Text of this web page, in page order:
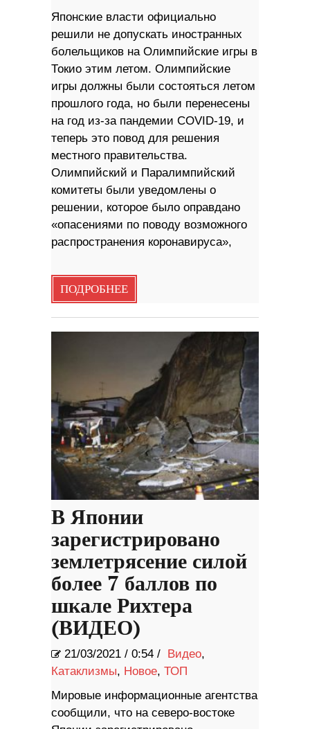
Японские власти официально
решили не допускать иностранных
болельщиков на Олимпийские игры в
Токио этим летом. Олимпийские
игры должны были состояться летом
прошлого года, но были перенесены
на год из-за пандемии COVID-19, и
теперь это повод для решения
местного правительства.
Олимпийский и Паралимпийский
комитеты были уведомлены о
решении, которое было оправдано
«опасениями по поводу возможного
распространения коронавируса»,
ПОДРОБНЕЕ
В Японии
зарегистрировано
землетрясение силой
более 7 баллов по
шкале Рихтера
(ВИДЕО)
21/03/2021 / 0:54 / Видео,
Катаклизмы, Новое, ТОП
Мировые информационные агентства
сообщили, что на северо-востоке